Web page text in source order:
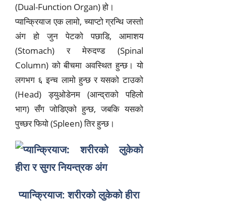
(Dual-Function Organ) हो।
प्यान्क्रियाज एक लामो, च्याप्टो ग्रन्थि जस्तो
अंग हो जुन पेटको पछाडि, आमाशय
(Stomach) र मेरुदण्ड (Spinal
Column) को बीचमा अवस्थित हुन्छ। यो
लगभग ६ इन्च लामो हुन्छ र यसको टाउको
(Head) ड्युओडेनम (आन्द्राको पहिलो
भाग) सँग जोडिएको हुन्छ, जबकि यसको
पुच्छर फियो (Spleen) तिर हुन्छ।
प्यान्क्रियाज: शरीरको लुकेको हीरा